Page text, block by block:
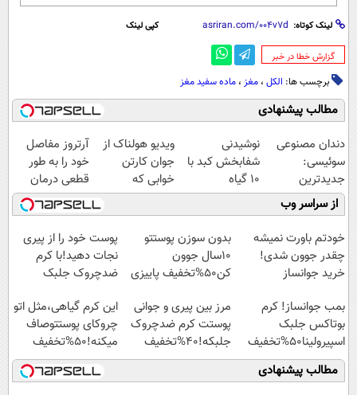
لینک کوتاه: کپی لینک
‌گزارش خطا در خبر
برچسب ها: الکل ، مغز ، ماده سفید مغز
مطالب پیشنهادی
دندان مصنوعی
سوئیسی:
جدیدترین
فناوری اروپا،
سبک و مقاوم |
پرداخت قسطی
نوشیدنی
شفابخش کبد با
10 گیاه
موثر(تخفیف تا
امشب)
ویدیو هولناک از
جوان کارتن
خوابی که
میلیاردر شد.
آموزش رایگان
آرتروز مفاصل
خود را به طور
قطعی درمان
کنید!
◗پرسش‌نامه◖
از سراسر وب
خودتم باورت نمیشه
چقدر جوون شدی!
خرید جوانساز
ویژه
بدون سوزن پوستتو
10سال جوون
کن50%تخفیف پاییزی
پوست خود را از پیری
نجات دهید!با کرم
ضدچروک جلبک
بمب جوانساز! کرم
بوتاکس جلبک
اسپیرولینا50%تخفیف
مرز بین پیری و جوانی
پوستت کرم ضدچروک
جلبکه!40%تخفیف
این کرم گیاهی،مثل اتو
چروکای پوستتوصاف
میکنه!50%تخفیف
مطالب پیشنهادی